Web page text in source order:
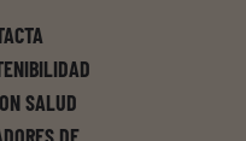
SALUD